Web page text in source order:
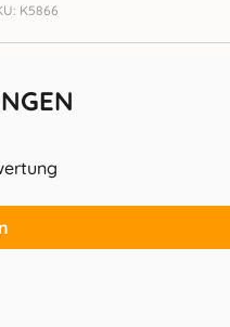
K5866